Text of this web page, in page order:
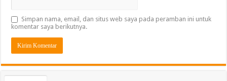
Simpan nama, email, dan situs web saya pada peramban ini untuk
komentar saya berikutnya.